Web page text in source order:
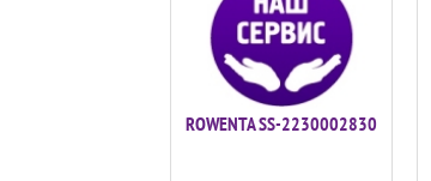
ROWENTA SS-2230002830